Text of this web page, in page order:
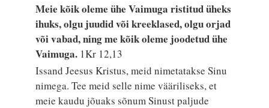
Meie kõik oleme ühe Vaimuga ristitud üheks
ihuks, olgu juudid või kreeklased, olgu orjad
või vabad, ning me kõik oleme joodetud ühe
Vaimuga. 1Kr 12,13
Issand Jeesus Kristus, meid nimetatakse Sinu
nimega. Tee meid selle nime vääriliseks, et
meie kaudu jõuaks sõnum Sinust paljude